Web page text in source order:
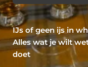
IJs of geen ijs in
Alles wat je wilt
doet